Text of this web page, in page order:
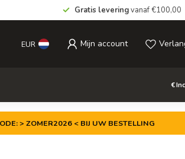
Gratis leveringvanaf €100,00
EUR Mijn account
€
> ZOMER2026 < BIJ UW BESTELLING